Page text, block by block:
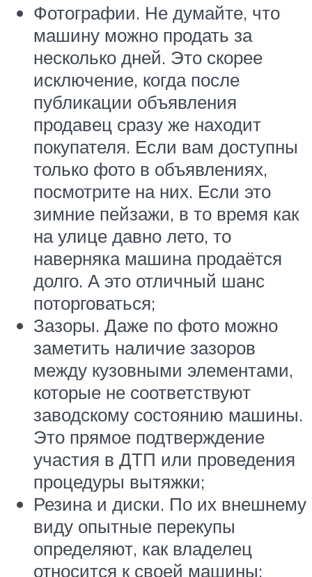
Фотографии. Не думайте, что
машину можно продать за
несколько дней. Это скорее
исключение, когда после
публикации объявления
продавец сразу же находит
покупателя. Если вам доступны
только фото в объявлениях,
посмотрите на них. Если это
зимние пейзажи, в то время как
на улице давно лето, то
наверняка машина продаётся
долго. А это отличный шанс
поторговаться;
Зазоры. Даже по фото можно
заметить наличие зазоров
между кузовными элементами,
которые не соответствуют
заводскому состоянию машины.
Это прямое подтверждение
участия в ДТП или проведения
процедуры вытяжки;
Резина и диски. По их внешнему
виду опытные перекупы
определяют, как владелец
относится к своей машины;